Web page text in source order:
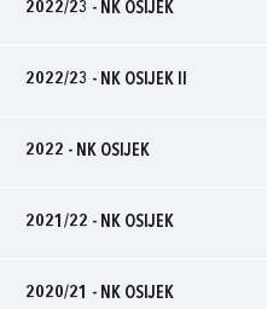
2022/23 - NK OSIJEK
2022/23 - NK OSIJEK II
2022 - NK OSIJEK
2021/22 - NK OSIJEK
2020/21 - NK OSIJEK